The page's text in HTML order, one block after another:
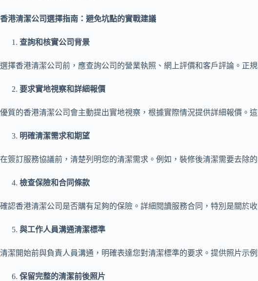
香港清潔公司選擇指南：避免坑點的實戰建議
查詢和核實公司背景
選擇香港清潔公司前，應查詢公司的營業執照、網上評價和客戶評論。正
要求實地視察和詳細報價
優質的香港清潔公司會主動提出實地視察，根據實際情況提供詳細報價。
明確清潔需求和期望
在簽訂服務協議前，清楚列明您的清潔需求。例如，裝修後清潔需要去除
檢查保險和合同條款
確認香港清潔公司是否購有足夠的保險。詳細閱讀服務合同，特別是關於
與工作人員溝通清潔標準
清潔開始前與負責人員溝通，明確表達您對清潔標準的要求。提供照片示
保留完整的清潔前後照片